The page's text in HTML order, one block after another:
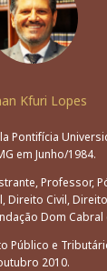
Kfuri Lopes
Pontifícia
em Junho/1984.
Professor,
Direito Civil,
Dom Cabral
Público e
2010.